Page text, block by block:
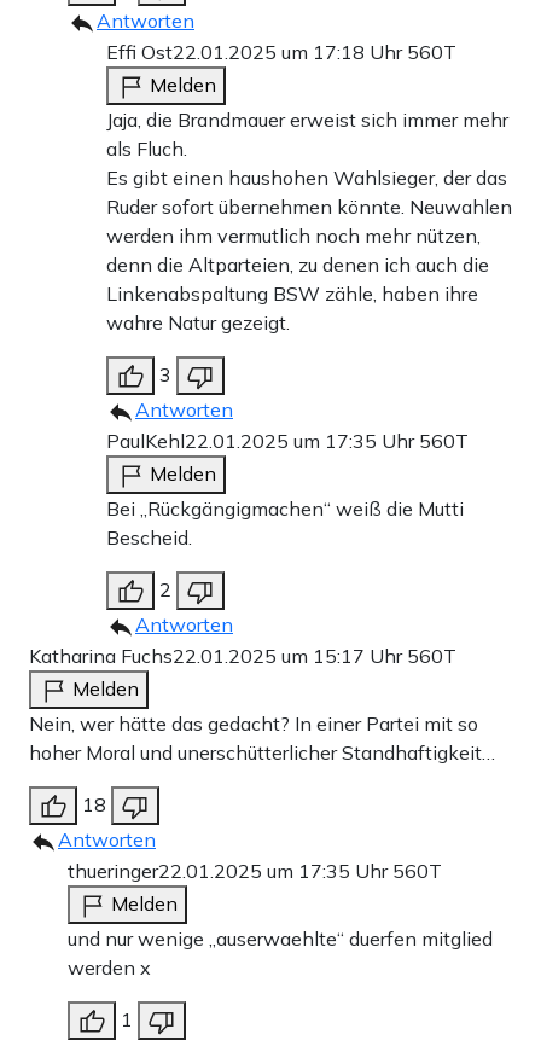
Antworten
Effi Ost22.01.2025 um 17:18 Uhr 560T
Melden
Jaja, die Brandmauer erweist sich immer mehr
als Fluch.
Es gibt einen haushohen Wahlsieger, der das
Ruder sofort übernehmen könnte. Neuwahlen
werden ihm vermutlich noch mehr nützen,
denn die Altparteien, zu denen ich auch die
Linkenabspaltung BSW zähle, haben ihre
wahre Natur gezeigt.
3
Antworten
PaulKehl22.01.2025 um 17:35 Uhr 560T
Melden
Bei „Rückgängigmachen“ weiß die Mutti
Bescheid.
2
Antworten
Katharina Fuchs22.01.2025 um 15:17 Uhr 560T
Melden
Nein, wer hätte das gedacht? In einer Partei mit so
hoher Moral und unerschütterlicher Standhaftigkeit…
18
Antworten
thueringer22.01.2025 um 17:35 Uhr 560T
Melden
und nur wenige „auserwaehlte“ duerfen mitglied
werden x
1